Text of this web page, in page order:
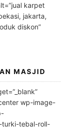
karpet
jakarta,
diskon”
MASJID
wp-image-
turki-tebal-roll-